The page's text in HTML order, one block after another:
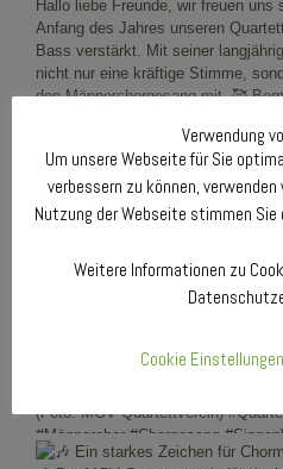
Verwendung
Um unsere Webseite für Sie
verbessern zu können,
Nutzung der Webseite stimmen Sie
Weitere Informationen zu
Cookie Einstellungen